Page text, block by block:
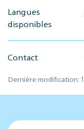
Langues
disponibles
Contact
Dernière modification: